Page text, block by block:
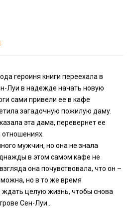
героиня книги переехала в
Луи в надежде начать новую
сами привели ее в кафе
загадочную пожилую даму.
эта дама, перевернет ее
мужчин, но она не знала
в этом самом кафе не
она почувствовала, что он –
но в то же время
целую жизнь, чтобы снова
Сен-Луи…